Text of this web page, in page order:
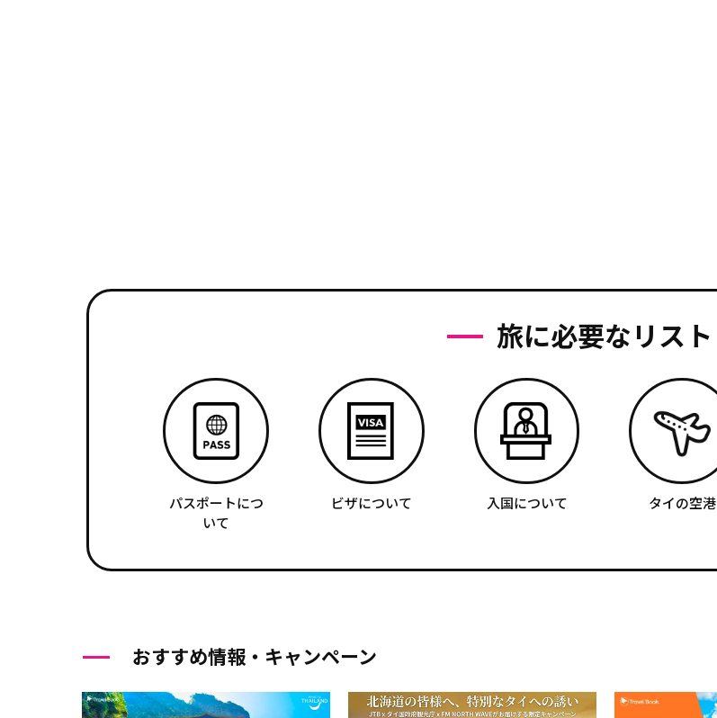
旅に必要なリスト
パスポートにつ
いて
ビザについて 入国について タイの空港
おすすめ情報・キャンペーン